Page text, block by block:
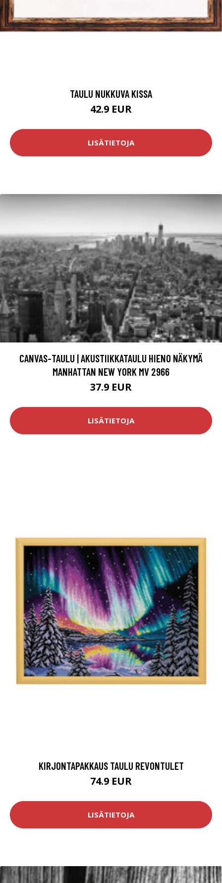
TAULU NUKKUVA KISSA
42.9 EUR
LISÄTIETOJA
CANVAS-TAULU | AKUSTIIKKATAULU HIENO NÄKYMÄ
MANHATTAN NEW YORK MV 2966
37.9 EUR
LISÄTIETOJA
KIRJONTAPAKKAUS TAULU REVONTULET
74.9 EUR
LISÄTIETOJA